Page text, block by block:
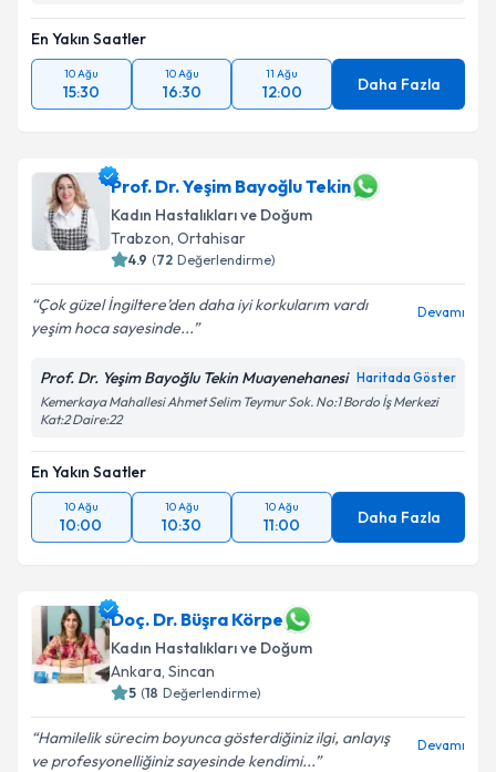
En Yakın Saatler
10 Ağu
15:30
10 Ağu
16:30
11 Ağu
12:00 Daha Fazla
Prof. Dr. Yeşim Bayoğlu Tekin
Kadın Hastalıkları ve Doğum
Trabzon, Ortahisar
4.9 (72 Değerlendirme)
Çok güzel İngiltere’den daha iyi korkularım vardı
yeşim hoca sayesinde...
Devamı
Prof. Dr. Yeşim Bayoğlu Tekin Muayenehanesi Haritada Göster
Kemerkaya Mahallesi Ahmet Selim Teymur Sok. No:1 Bordo İş Merkezi
Kat:2 Daire:22
En Yakın Saatler
10 Ağu
10:00
10 Ağu
10:30
10 Ağu
11:00 Daha Fazla
Doç. Dr. Büşra Körpe
Kadın Hastalıkları ve Doğum
Ankara, Sincan
5 (18 Değerlendirme)
Hamilelik sürecim boyunca gösterdiğiniz ilgi, anlayış
ve profesyonelliğiniz sayesinde kendimi...
Devamı